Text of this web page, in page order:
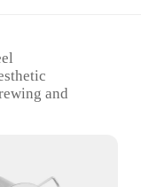
and
Needs